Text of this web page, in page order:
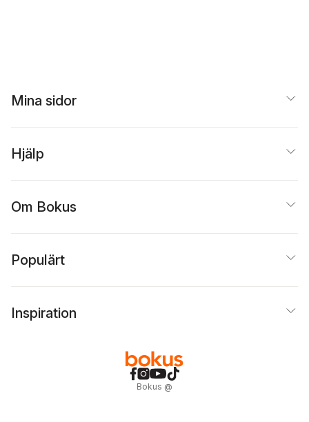
Mina sidor
Hjälp
Om Bokus
Populärt
Inspiration
Bokus @